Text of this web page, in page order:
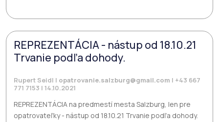
REPREZENTÁCIA - nástup od 18.10.21
Trvanie podľa dohody.
Rupert Seidl | opatrovanie.salzburg@gmail.com | +43 667
771 7153 | 14.10.2021
REPREZENTÁCIA na predmestí mesta Salzburg, len pre
opatrovateľky - nástup od 18.10.21 Trvanie podľa dohody.